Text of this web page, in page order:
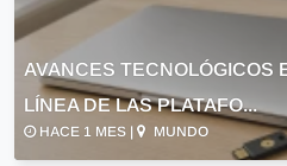
AVANCES TECNOLÓGICOS
LÍNEA DE LAS PLATAFO...
HACE 1 MES | MUNDO